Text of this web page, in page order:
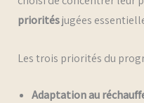
prioritésjugées
Les trois priorités du
Adaptation au